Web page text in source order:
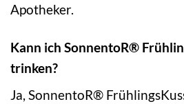
Apotheker.
Kann ich SonnentoR®
trinken?
Ja, SonnentoR®